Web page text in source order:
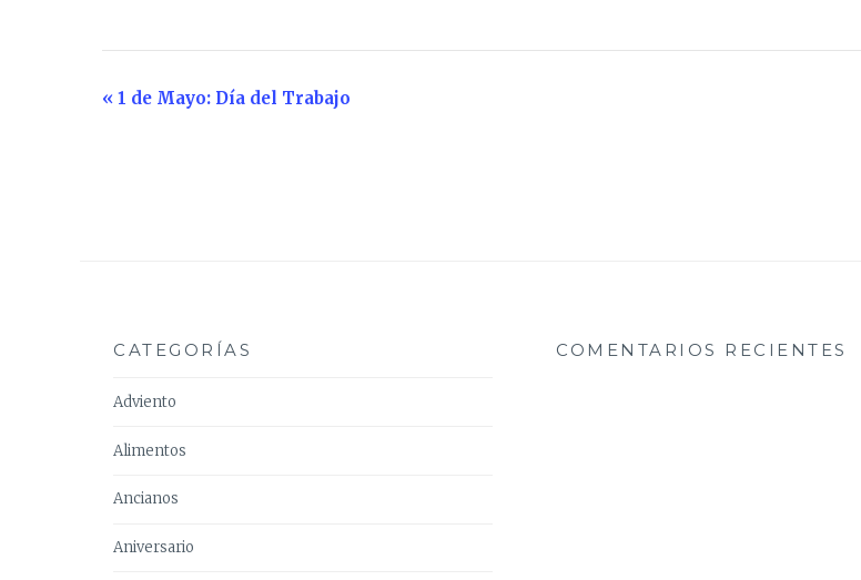
Navegación
« 1 de Mayo: Día del Trabajo
CATEGORÍAS
Adviento
Alimentos
Ancianos
Aniversario
COMENTARIOS RECIENTES